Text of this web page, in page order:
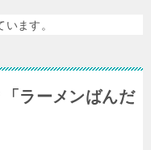
ます。
「ラーメンばんだ